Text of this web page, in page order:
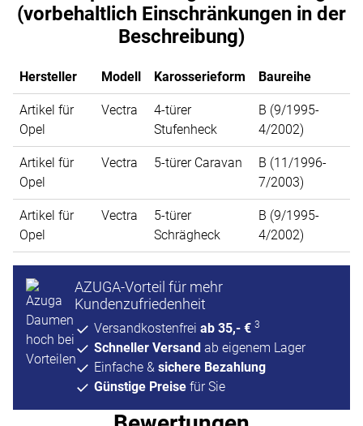
(vorbehaltlich Einschränkungen in der
Beschreibung)
Hersteller Modell Karosserieform Baureihe
Artikel für
Opel
Vectra
4-türer
Stufenheck
B (9/1995-
4/2002)
Artikel für
Opel
Vectra 5-türer Caravan
B (11/1996-
7/2003)
Artikel für
Opel
Vectra
5-türer
Schrägheck
B (9/1995-
4/2002)
AZUGA-Vorteil für mehr
Kundenzufriedenheit
Versandkostenfrei ab 35,- € 3
Schneller Versand ab eigenem Lager
Einfache & sichere Bezahlung
Günstige Preise für Sie